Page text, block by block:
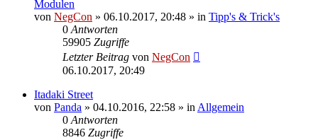
Modulen
von NegCon » 06.10.2017, 20:48 » in Tipp's & Trick's
0Antworten
59905 Zugriffe
Letzter Beitrag von NegCon
06.10.2017, 20:49
Itadaki Street
von Panda » 04.10.2016, 22:58 » inAllgemein
0Antworten
8846 Zugriffe